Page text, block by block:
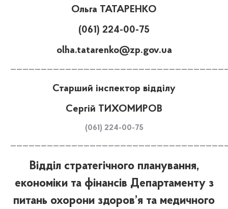
Ольга ТАТАРЕНКО
(061) 224-00-75
olha.tatarenko@zp.gov.ua
Старший інспектор відділу
Сергій ТИХОМИРОВ
(061) 224-00-75
Відділ стратегічного планування,
економіки та фінансів Департаменту з
питань охорони здоров’я та медичного